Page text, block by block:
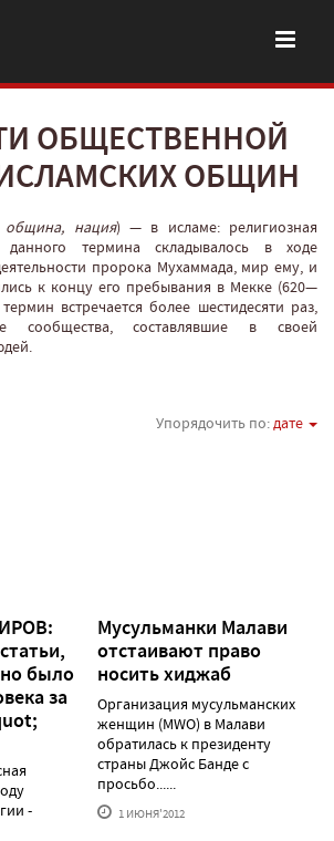
ОБЩЕСТВЕННОЙ
ОБЩИН
община, нация‎) — в исламе: религиозная
термина складывалось в ходе
пророка Мухаммада, мир ему, и
к концу его пребывания в Мекке (620—
встречается более шестидесяти раз,
сообщества, составлявшие в своей
Упорядочить по:дате
было
за
-
Мусульманки Малави
отстаивают право
носить хиджаб
Организация мусульманских
женщин (MWO) в Малави
обратилась к президенту
страны Джойс Банде с
просьбо......
1 ИЮНЯ'2012